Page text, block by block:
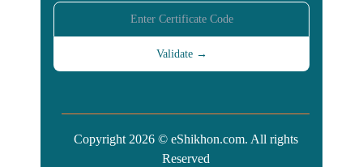
Copyright 2026 © eShikhon.com. All rights
Reserved